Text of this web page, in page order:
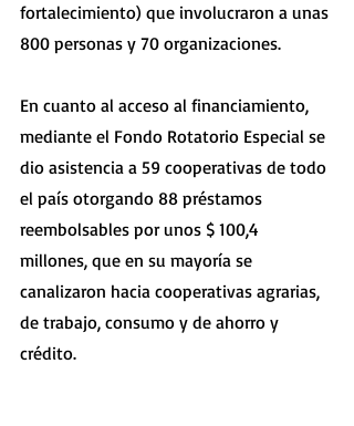
fortalecimiento) que involucraron a unas
800 personas y 70 organizaciones.
En cuanto al acceso al financiamiento,
mediante el Fondo Rotatorio Especial se
dio asistencia a 59 cooperativas de todo
el país otorgando 88 préstamos
reembolsables por unos $ 100,4
millones, que en su mayoría se
canalizaron hacia cooperativas agrarias,
de trabajo, consumo y de ahorro y
crédito.